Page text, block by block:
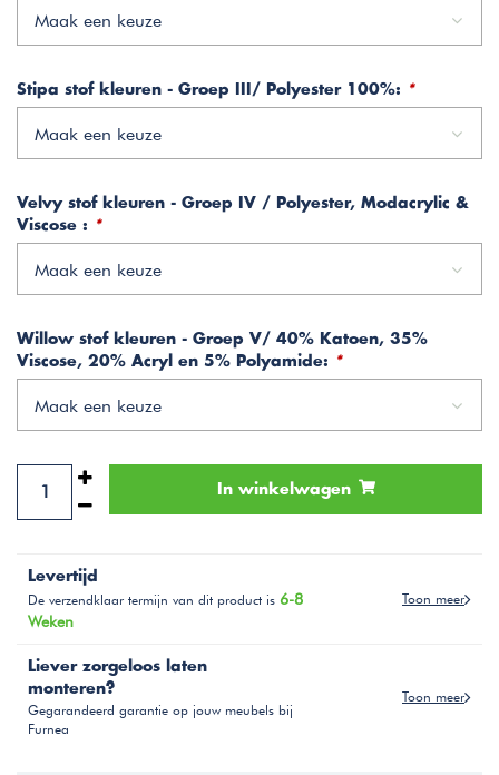
Maak een keuze
Stipa stof kleuren - Groep III/ Polyester 100%: *
Maak een keuze
Velvy stof kleuren - Groep IV / Polyester, Modacrylic &
Viscose :
*
Maak een keuze
Willow stof kleuren - Groep V/ 40% Katoen, 35%
Viscose, 20% Acryl en 5% Polyamide:
*
Maak een keuze
In winkelwagen
Levertijd
De verzendklaar termijn van dit product is 6-8
Weken
Toon meer
Liever zorgeloos laten
monteren?
Gegarandeerd garantie op jouw meubels bij
Furnea
Toon meer